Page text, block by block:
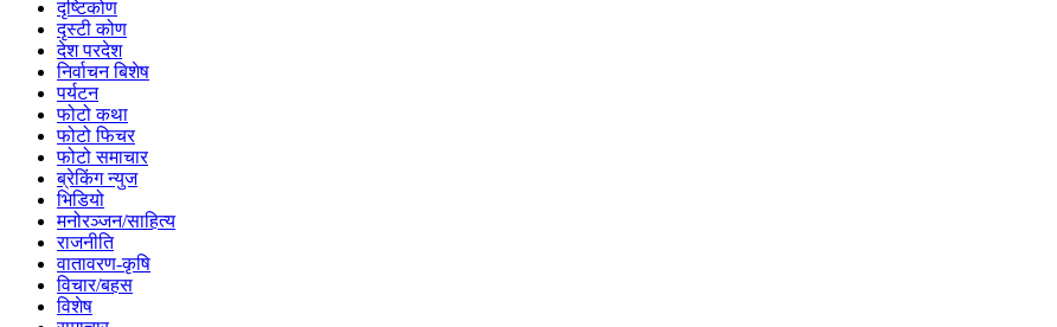
दृष्टिकोण
दृस्टी कोण
देश परदेश
निर्वाचन बिशेष
पर्यटन
फोटो कथा
फोटो फिचर
फोटो समाचार
ब्रेकिंग न्युज
भिडियो
मनोरञ्जन/साहित्य
राजनीति
वातावरण-कृषि
विचार/बहस
विशेष